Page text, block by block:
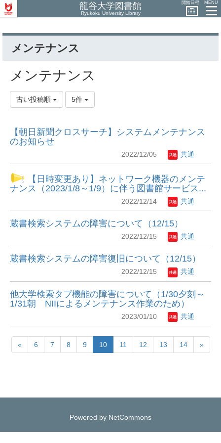
龍谷大学図書館
Ryukoku University Library
開館日程 MENU
メンテナンス
メンテナンス
古い投稿順 5件
【朝日新聞クロスサーチ】システムメンテナンス
のお知らせ
2022/12/05 共通
【日時変更あり】ネットワーク機器のメンテ
ナンス（2023/1/8～1/9）に伴う図書館サービス...
2022/12/14 共通
蔵書検索システムの障害について（12/15）
2022/12/15 共通
蔵書検索システムの障害復旧について（12/15）
2022/12/15 共通
他大学検索タブ機能の障害について（1/30夕刻～
1/31朝 NIIによるメンテナンス作業のため）
2023/01/10 共通
« 6 7 8 9 10 11 12 13 14 »
Powered by NetCommons